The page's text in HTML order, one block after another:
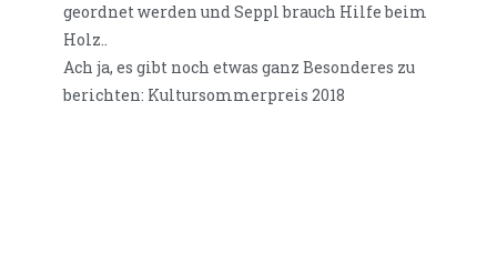
geordnet werden und Seppl brauch Hilfe beim
Holz..
Ach ja, es gibt noch etwas ganz Besonderes zu
berichten: Kultursommerpreis 2018